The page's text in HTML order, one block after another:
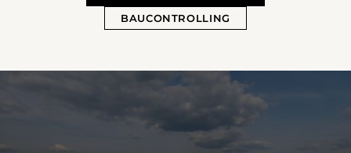
BAUCONTROLLING